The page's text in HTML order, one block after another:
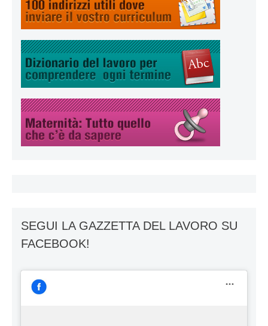
SEGUI LA GAZZETTA DEL LAVORO SU
FACEBOOK!